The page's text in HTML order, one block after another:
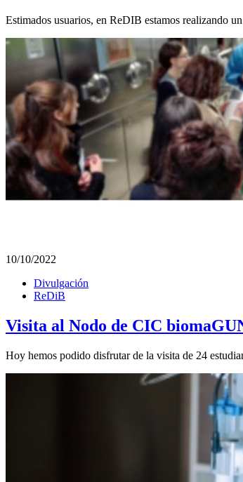
Estimados usuarios, en ReDIB estamos realizando
10/10/2022
Divulgación
ReDiB
Visita al Nodo de CIC
Hoy hemos podido disfrutar de la visita de 24